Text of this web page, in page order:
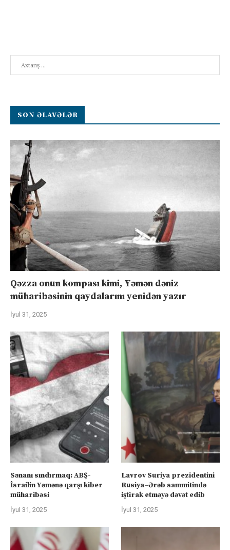
SON ƏLAVƏLƏR
Qəzza onun kompası kimi, Yəmən dəniz
müharibəsinin qaydalarını yenidən yazır
İyul 31, 2025
Sənanı sındırmaq: ABŞ-
İsrailin Yəmənə qarşı kiber
müharibəsi
İyul 31, 2025
Lavrov Suriya prezidentini
Rusiya–Ərəb sammitində
iştirak etməyə dəvət edib
İyul 31, 2025